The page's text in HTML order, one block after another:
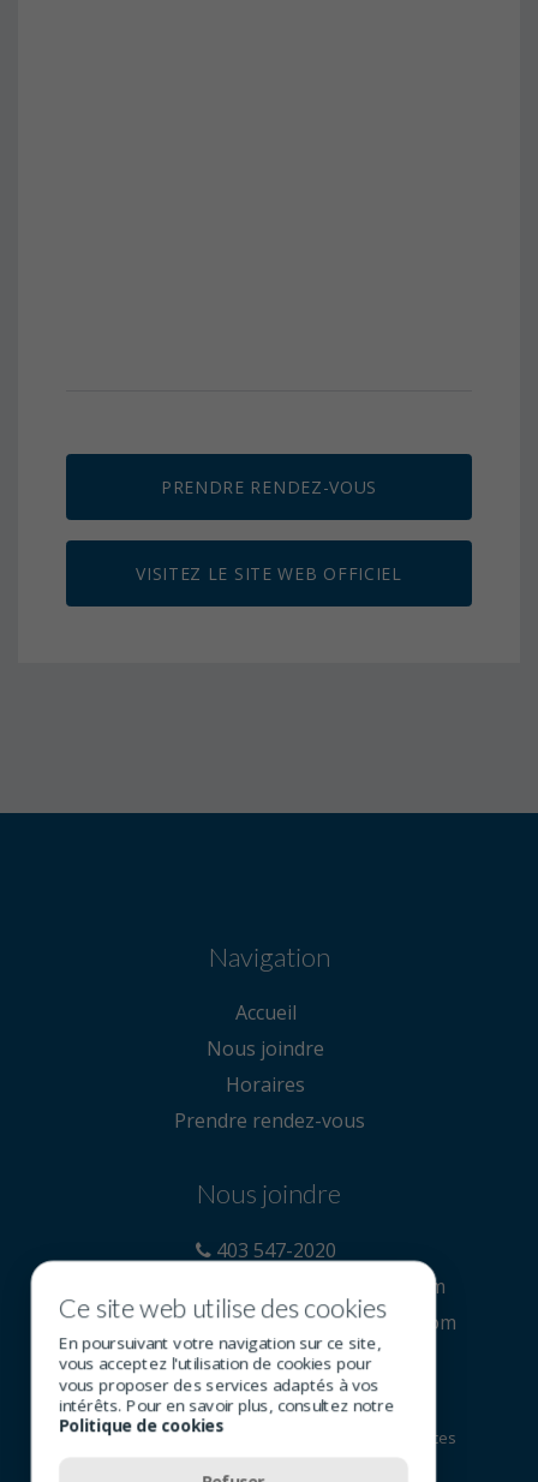
PRENDRE RENDEZ-VOUS
VISITEZ LE SITE WEB OFFICIEL
Navigation
Accueil
Nous joindre
Horaires
Prendre rendez-vous
Nous joindre
403 547-2020
reception@carringtonoptometry.com
https://www.carringtonoptometry.com
© 2026 Tous droits réservés - Groupe SOI (Services
Ce site web utilise des cookies
En poursuivant votre navigation sur ce site,
vous acceptez l'utilisation de cookies pour
vous proposer des services adaptés à vos
intérêts. Pour en savoir plus, consultez notre
Politique de cookies